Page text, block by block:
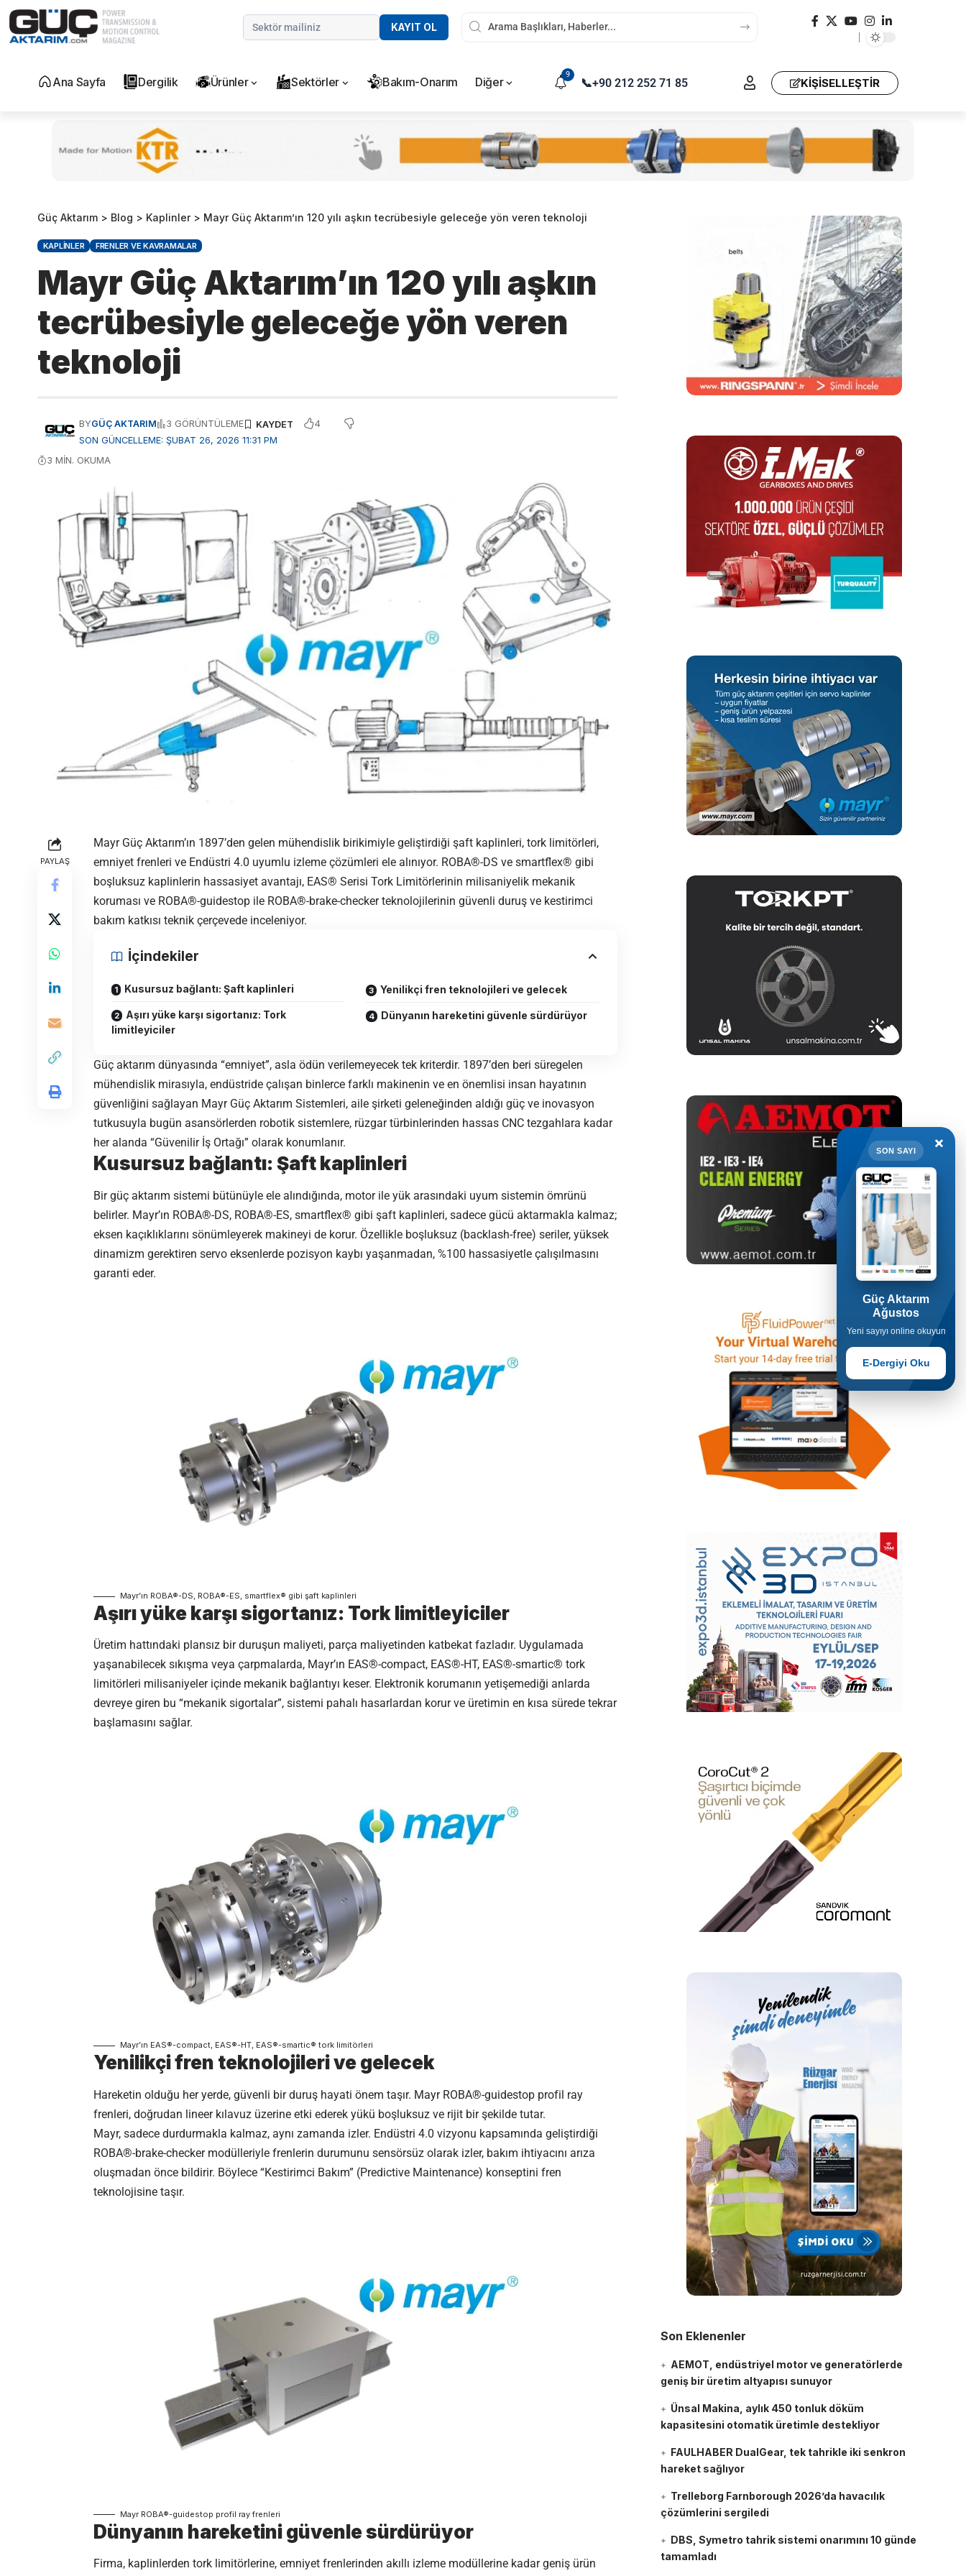
KAYIT OL
Ana Sayfa Dergilik Ürünler Sektörler Bakım-Onarım Diğer
9
📞+90 212 252 71 85 KIŞISELLEŞTIR
Güç Aktarım > Blog > Kaplinler> Mayr Güç Aktarım’ın 120 yılı aşkın tecrübesiyle geleceğe yön veren teknoloji
KAPLINLER FRENLER VE KAVRAMALAR
Mayr Güç Aktarım’ın 120 yılı aşkın
tecrübesiyle geleceğe yön veren
teknoloji
SON GÜNCELLEME: ŞUBAT 26, 2026 11:31 PM
BYGÜÇ AKTARIM 3 GÖRÜNTÜLEME 4
3 MIN. OKUMA
PAYLAŞ
Mayr Güç Aktarım’ın 1897’den gelen mühendislik birikimiyle geliştirdiği şaft kaplinleri, tork limitörleri,
emniyet frenleri ve Endüstri 4.0 uyumlu izleme çözümleri ele alınıyor. ROBA®-DS ve smartflex® gibi
boşluksuz kaplinlerin hassasiyet avantajı, EAS® Serisi Tork Limitörlerinin milisaniyelik mekanik
koruması ve ROBA®-guidestop ile ROBA®-brake-checker teknolojilerinin güvenli duruş ve kestirimci
bakım katkısı teknik çerçevede inceleniyor.
İçindekiler
Kusursuz bağlantı: Şaft kaplinleri
Aşırı yüke karşı sigortanız: Tork
limitleyiciler
Yenilikçi fren teknolojileri ve gelecek
Dünyanın hareketini güvenle sürdürüyor
Güç aktarım dünyasında “emniyet”, asla ödün verilemeyecek tek kriterdir. 1897’den beri süregelen
mühendislik mirasıyla, endüstride çalışan binlerce farklı makinenin ve en önemlisi insan hayatının
güvenliğini sağlayan Mayr Güç Aktarım Sistemleri, aile şirketi geleneğinden aldığı güç ve inovasyon
tutkusuyla bugün asansörlerden robotik sistemlere, rüzgar türbinlerinden hassas CNC tezgahlara kadar
her alanda “Güvenilir İş Ortağı” olarak konumlanır.
Kusursuz bağlantı: Şaft kaplinleri
Bir güç aktarım sistemi bütünüyle ele alındığında, motor ile yük arasındaki uyum sistemin ömrünü
belirler. Mayr’ın ROBA®-DS, ROBA®-ES, smartflex® gibi şaft kaplinleri, sadece gücü aktarmakla kalmaz;
eksen kaçıklıklarını sönümleyerek makineyi de korur. Özellikle boşluksuz (backlash-free) seriler, yüksek
dinamizm gerektiren servo eksenlerde pozisyon kaybı yaşanmadan, %100 hassasiyetle çalışılmasını
garanti eder.
Mayr’ın ROBA®-DS, ROBA®-ES, smartflex® gibi şaft kaplinleri
Aşırı yüke karşı sigortanız: Tork limitleyiciler
Üretim hattındaki plansız bir duruşun maliyeti, parça maliyetinden katbekat fazladır. Uygulamada
yaşanabilecek sıkışma veya çarpmalarda, Mayr’ın EAS®-compact, EAS®-HT, EAS®-smartic® tork
limitörleri milisaniyeler içinde mekanik bağlantıyı keser. Elektronik korumanın yetişemediği anlarda
devreye giren bu “mekanik sigortalar”, sistemi pahalı hasarlardan korur ve üretimin en kısa sürede tekrar
başlamasını sağlar.
Mayr’ın EAS®-compact, EAS®-HT, EAS®-smartic® tork limitörleri
Yenilikçi fren teknolojileri ve gelecek
Hareketin olduğu her yerde, güvenli bir duruş hayati önem taşır. Mayr ROBA®-guidestop profil ray
frenleri, doğrudan lineer kılavuz üzerine etki ederek yükü boşluksuz ve rijit bir şekilde tutar.
Mayr, sadece durdurmakla kalmaz, aynı zamanda izler. Endüstri 4.0 vizyonu kapsamında geliştirdiği
ROBA®-brake-checker modülleriyle frenlerin durumunu sensörsüz olarak izler, bakım ihtiyacını arıza
oluşmadan önce bildirir. Böylece “Kestirimci Bakım” (Predictive Maintenance) konseptini fren
teknolojisine taşır.
Mayr ROBA®-guidestop profil ray frenleri
Dünyanın hareketini güvenle sürdürüyor
Firma, kaplinlerden tork limitörlerine, emniyet frenlerinden akıllı izleme modüllerine kadar geniş ürün
Son Eklenenler
AEMOT, endüstriyel motor ve generatörlerde
geniş bir üretim altyapısı sunuyor
Ünsal Makina, aylık 450 tonluk döküm
kapasitesini otomatik üretimle destekliyor
FAULHABER DualGear, tek tahrikle iki senkron
hareket sağlıyor
Trelleborg Farnborough 2026’da havacılık
çözümlerini sergiledi
DBS, Symetro tahrik sistemi onarımını 10 günde
tamamladı
×
SON SAYI
Güç Aktarım
Ağustos
Yeni sayıyı online okuyun
E-Dergiyi Oku